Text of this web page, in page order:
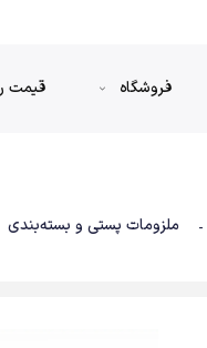
فروشگاه قیمت
- ملزومات پستی و بسته‌بندی